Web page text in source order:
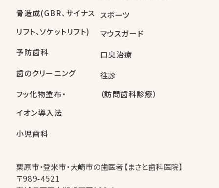
骨造成(GBR、サイナス
リフト、ソケットリフト)
予防歯科
歯のクリーニング
フッ化物塗布・
イオン導入法
小児歯科
スポーツ
マウスガード
口臭治療
往診
（訪問歯科診療）
栗原市・登米市・大崎市の歯医者【まさと歯科医院】
〒989-4521